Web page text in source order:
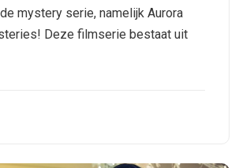
mystery serie, namelijk Aurora
Deze filmserie bestaat uit